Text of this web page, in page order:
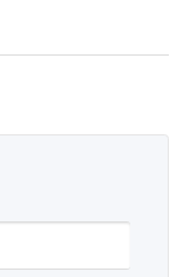
Eclipse